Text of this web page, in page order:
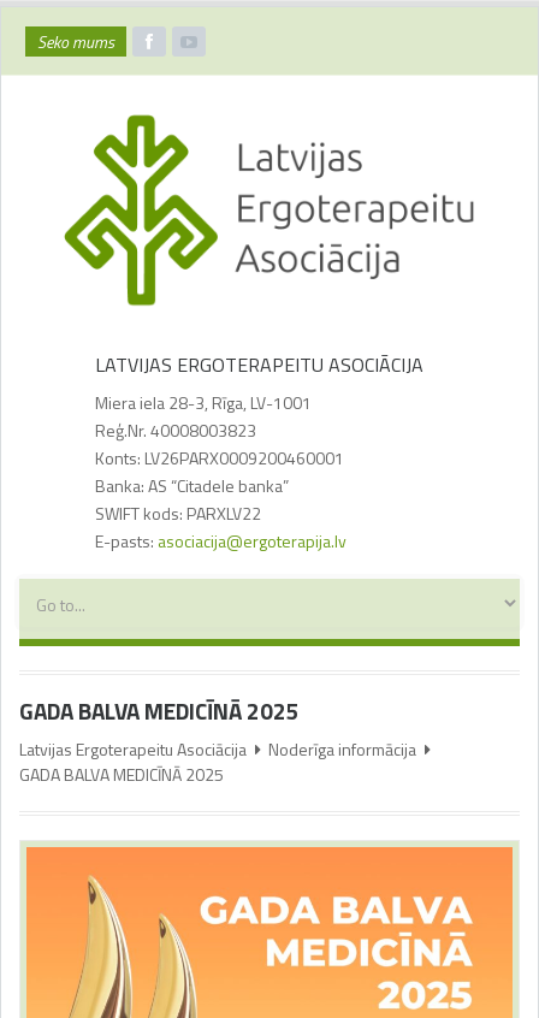
Seko mums
LATVIJAS ERGOTERAPEITU ASOCIĀCIJA
Miera iela 28-3, Rīga, LV-1001
Reģ.Nr. 40008003823
Konts: LV26PARX0009200460001
Banka: AS “Citadele banka”
SWIFT kods: PARXLV22
E-pasts: asociacija@ergoterapija.lv
GADA BALVA MEDICĪNĀ 2025
Latvijas Ergoterapeitu Asociācija
Noderīga informācija
GADA BALVA MEDICĪNĀ 2025